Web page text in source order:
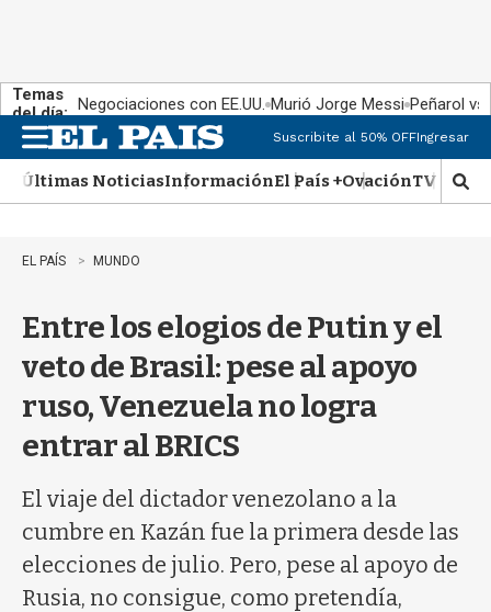
Temas
del día: Negociaciones con EE.UU. Murió Jorge Messi Peñarol
n
u
Suscribite al 50% OFFIngresar
Últimas NoticiasInformaciónEl País +OvaciónTV Show
M
o
EL PAÍS MUNDO
Entre los elogios de Putin y el
veto de Brasil: pese al apoyo
ruso, Venezuela no logra
entrar al BRICS
El viaje del dictador venezolano a la
cumbre en Kazán fue la primera desde las
elecciones de julio. Pero, pese al apoyo de
Rusia, no consigue, como pretendía,